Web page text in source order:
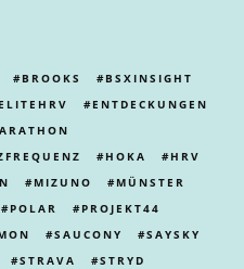
BROOKS
BSXINSIGHT
ELITEHRV
ENTDECKUNGEN
HOKA
HRV
MIZUNO
MÜNSTER
POLAR
PROJEKT44
SAUCONY
SAYSKY
STRAVA
STRYD